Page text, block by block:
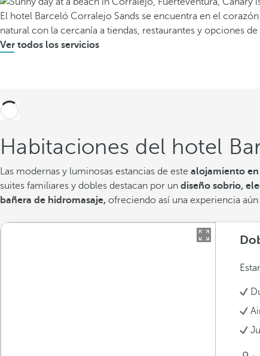
El hotel Barceló Corralejo Sands se encuentra en el
natural con la cercanía a tiendas, restaurantes y opciones
Ver todos los servicios
Habitaciones del hotel
Las modernas y luminosas estancias de este alojamiento
suites familiares y dobles destacan por un diseño sobrio,
bañera de hidromasaje, ofreciendo así una experiencia